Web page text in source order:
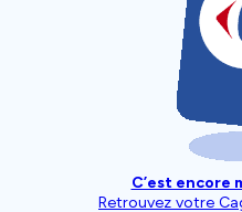
C’est encore
Retrouvez votre